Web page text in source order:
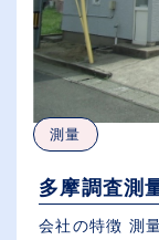
測量
多摩調査測
会社の特徴 測